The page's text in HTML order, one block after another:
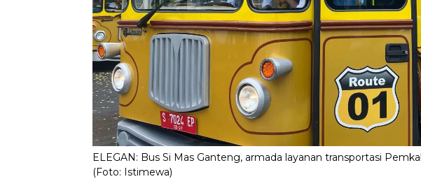
ELEGAN: Bus Si Mas Ganteng, armada layanan transportasi
(Foto: Istimewa)